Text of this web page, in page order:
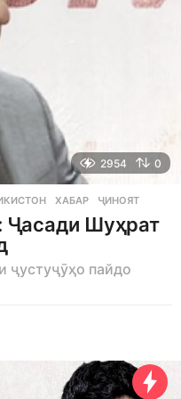
2954 0
,ХАБАР ,ҶИНОЯТ
Ҷасади Шуҳрат
ҷустуҷӯҳо пайдо